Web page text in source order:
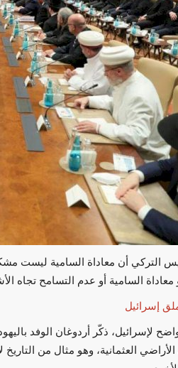
التركي أن معاداة السامية ليست
معاداة السامية أو عدم التسامح
إسرائيل
لإسرائيل، ذكّر أردوغان الوفد
الأراضي العثمانية، وهو مثال من
حصري
محلل لبناني: الانقسام الداخلي
اقتصاد...